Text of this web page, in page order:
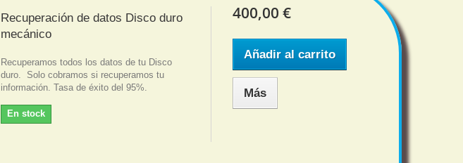
Recuperación de datos Disco duro
mecánico
Recuperamos todos los datos de tu Disco
duro. Solo cobramos si recuperamos tu
información. Tasa de éxito del 95%.
En stock
400,00 €
Añadir al carrito
Más